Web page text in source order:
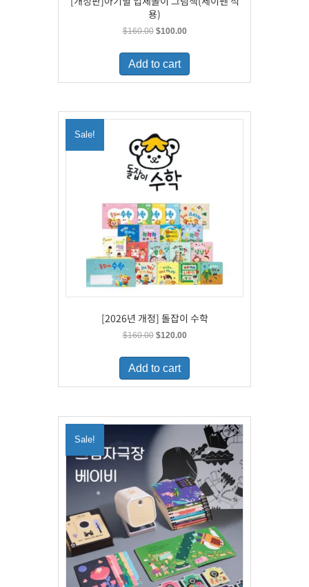
용)
$160.00 Original
was:
$160.00.
$100.00Current
is:
Add to cart
Sale!
[2026년 개정] 돌잡이 수학
$160.00 Original
was:
$160.00.
$120.00Current
is:
Add to cart
Sale!